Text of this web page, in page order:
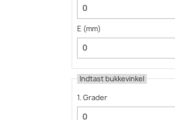
E (mm)
Indtast bukkevinkel
1. Grader